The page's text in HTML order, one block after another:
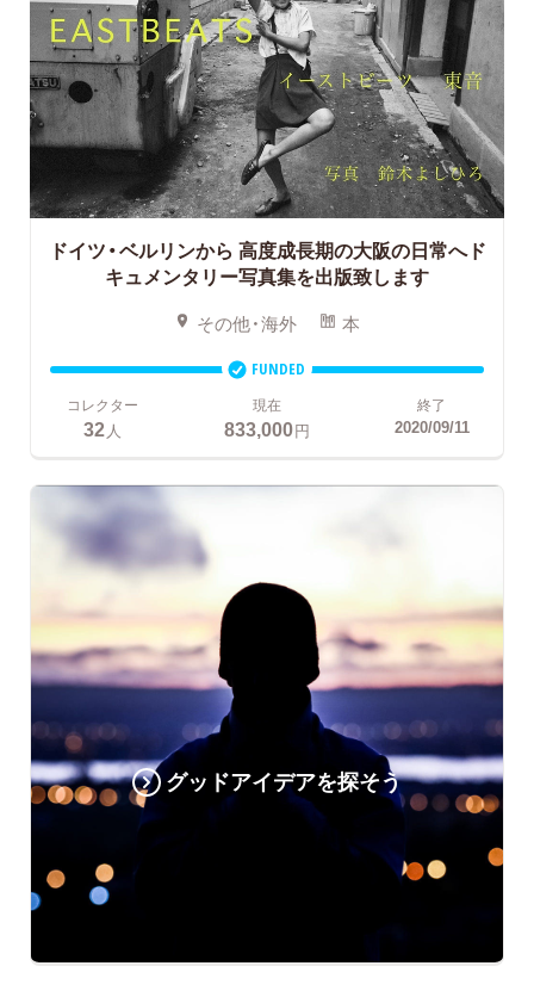
ドイツ・ベルリンから 高度成長期の大阪の日常へド
キュメンタリー写真集を出版致します
その他・海外 本
FUNDED
コレクター
32 人
現在
833,000円
終了
2020/09/11
グッドアイデアを探そう